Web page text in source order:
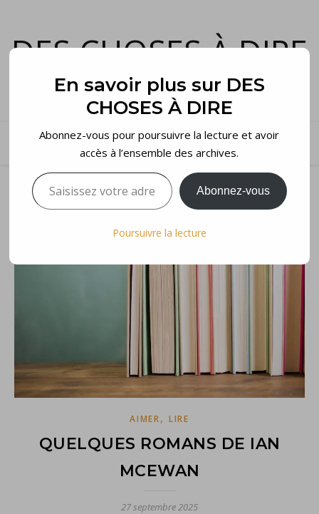
DES CHOSES À DIRE
et voilà…
AIMER, LIRE
QUELQUES ROMANS DE IAN
MCEWAN
27 septembre 2025
En savoir plus sur DES
CHOSES À DIRE
Abonnez-vous pour poursuivre la lecture et avoir
accès à l’ensemble des archives.
Saisissez votre adresse e-mail…
Abonnez-vous
Poursuivre la lecture